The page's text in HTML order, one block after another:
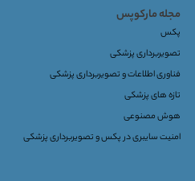
مجله مارکوپس
پکس
تصویربرداری پزشکی
فناوری اطلاعات و تصویربرداری پزشکی
تازه های پزشکی
هوش مصنوعی
امنیت سایبری در پکس و تصویربرداری پزشکی